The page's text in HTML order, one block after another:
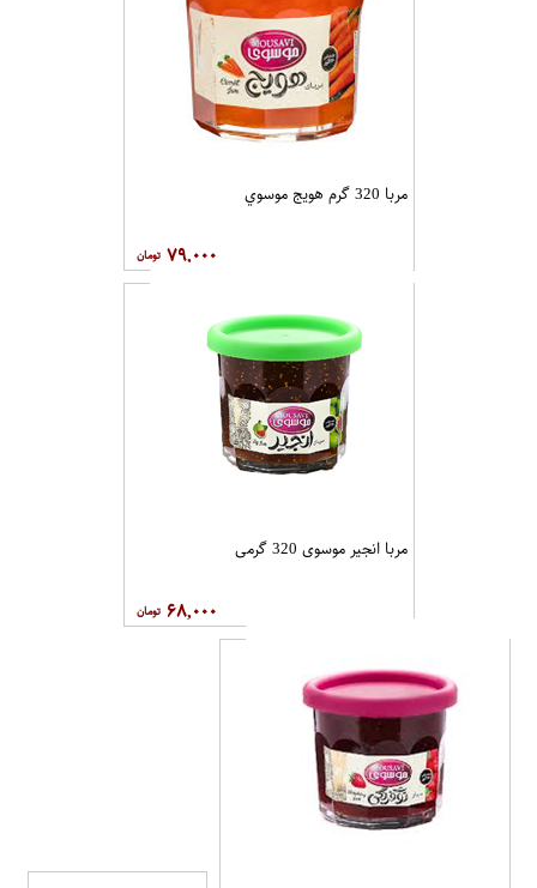
مربا 320 گرم هویج موسوي
۷۹,۰۰۰
مربا انجیر موسوی 320 گرمی
۶۸,۰۰۰